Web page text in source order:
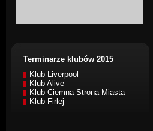
Terminarze klubów 2015
Klub Liverpool
Klub Alive
Klub Ciemna Strona Miasta
Klub Firlej